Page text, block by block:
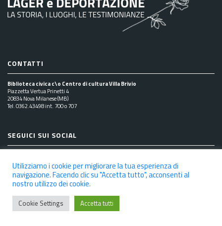
CONTATTI
Biblioteca civica c\o Centro di cultura Villa Brivio
Piazzetta Vertua Prinetti 4
20834 Nova Milanese (MB)
Tel. 0362.43498 int. 700 o 707
SEGUICI SUI SOCIAL
NOTE LEGALI PRIVACY POLICY
Utilizziamo i cookie per migliorare la tua esperienza di
navigazione. Facendo clic su "Accetta tutto", acconsenti al
nostro utilizzo dei cookie.
Cookie Settings Accetta tutti